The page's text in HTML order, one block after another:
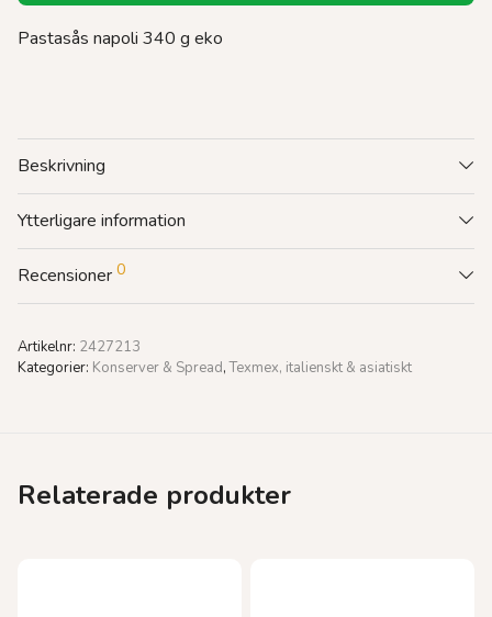
Pastasås napoli 340 g eko
Beskrivning
Ytterligare information
Recensioner 0
Artikelnr: 2427213
Kategorier: Konserver & Spread,Texmex, italienskt & asiatiskt
Relaterade produkter